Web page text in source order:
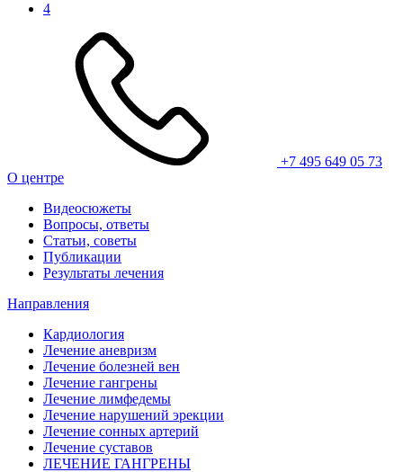
4
+7 495 649 05 73
О центре
Видеосюжеты
Вопросы, ответы
Статьи, советы
Публикации
Результаты лечения
Направления
Кардиология
Лечение аневризм
Лечение болезней вен
Лечение гангрены
Лечение лимфедемы
Лечение нарушений эрекции
Лечение сонных артерий
Лечение суставов
ЛЕЧЕНИЕ ГАНГРЕНЫ